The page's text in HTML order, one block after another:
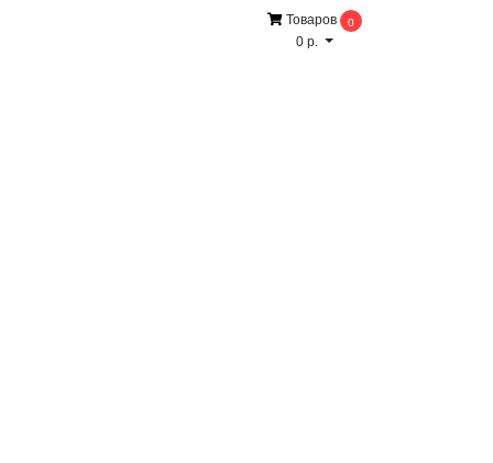
Товаров 0
0 р.